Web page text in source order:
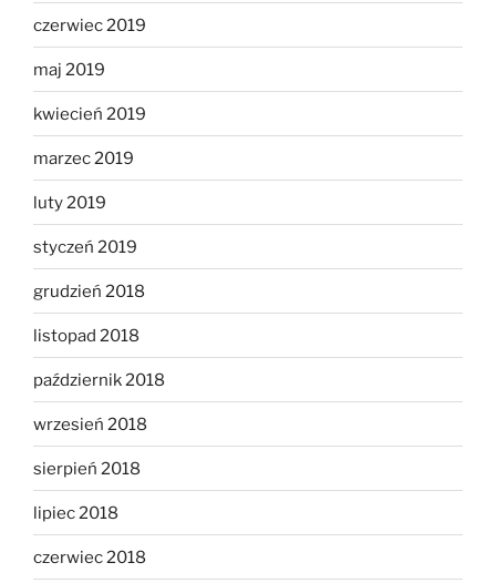
czerwiec 2019
maj 2019
kwiecień 2019
marzec 2019
luty 2019
styczeń 2019
grudzień 2018
listopad 2018
październik 2018
wrzesień 2018
sierpień 2018
lipiec 2018
czerwiec 2018